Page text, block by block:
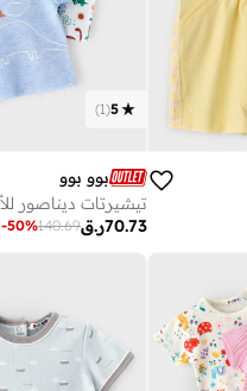
5
(
1
)
بوو بوو
ر.ق70.73
140.69
-50%